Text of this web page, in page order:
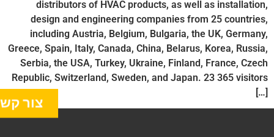
distributors of HVAC products, as well as installation,
design and engineering companies from 25 countries,
including Austria, Belgium, Bulgaria, the UK, Germany,
Greece, Spain, Italy, Canada, China, Belarus, Korea, Russia,
Serbia, the USA, Turkey, Ukraine, Finland, France, Czech
Republic, Switzerland, Sweden, and Japan. 23 365 visitors
[…]
צור